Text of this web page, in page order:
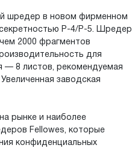
шредер в новом фирменном
P-4/P-5. Шредер
2000 фрагментов
для
— 8 листов, рекомендуемая
заводская
рынке и наиболее
Fellowes, которые
конфиденциальных